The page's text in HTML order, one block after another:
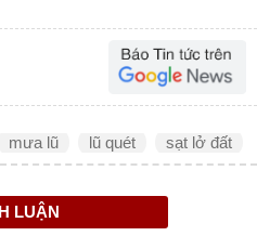
mưa lũ lũ quét sạt lở đất
LUẬN